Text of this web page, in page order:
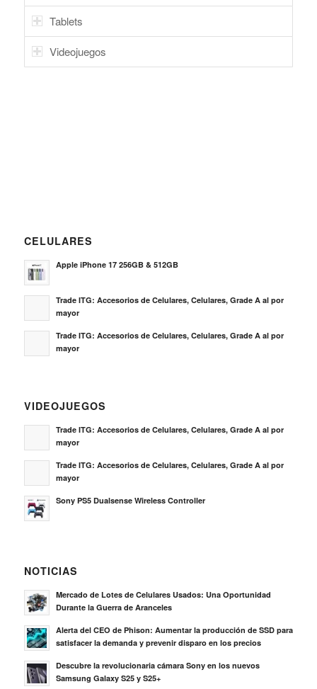
Tablets
Videojuegos
CELULARES
Apple iPhone 17 256GB & 512GB
Trade ITG: Accesorios de Celulares, Celulares, Grade A al por
mayor
Trade ITG: Accesorios de Celulares, Celulares, Grade A al por
mayor
VIDEOJUEGOS
Trade ITG: Accesorios de Celulares, Celulares, Grade A al por
mayor
Trade ITG: Accesorios de Celulares, Celulares, Grade A al por
mayor
Sony PS5 Dualsense Wireless Controller
NOTICIAS
Mercado de Lotes de Celulares Usados: Una Oportunidad
Durante la Guerra de Aranceles
Alerta del CEO de Phison: Aumentar la producción de SSD para
satisfacer la demanda y prevenir disparo en los precios
Descubre la revolucionaria cámara Sony en los nuevos
Samsung Galaxy S25 y S25+